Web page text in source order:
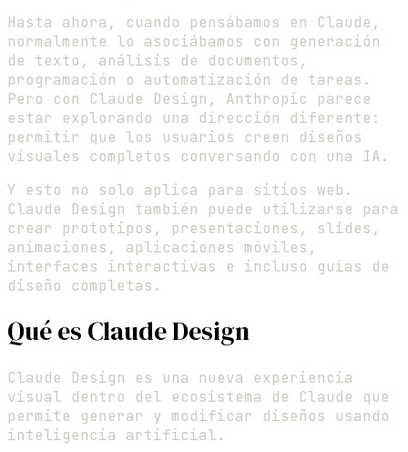
Hasta ahora, cuando pensábamos en Claude,
normalmente lo asociábamos con generación
de texto, análisis de documentos,
programación o automatización de tareas.
Pero con Claude Design, Anthropic parece
estar explorando una dirección diferente:
permitir que los usuarios creen diseños
visuales completos conversando con una IA.
Y esto no solo aplica para sitios web.
Claude Design también puede utilizarse para
crear prototipos, presentaciones, slides,
animaciones, aplicaciones móviles,
interfaces interactivas e incluso guías de
diseño completas.
Qué es Claude Design
Claude Design es una nueva experiencia
visual dentro del ecosistema de Claude que
permite generar y modificar diseños usando
inteligencia artificial.